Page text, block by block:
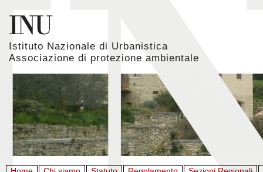
Istituto Nazionale di Urbanistica
Associazione di protezione ambientale